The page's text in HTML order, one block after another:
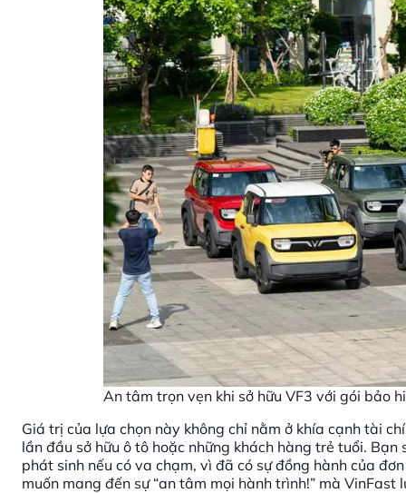
An tâm trọn vẹn khi sở hữu VF3 với gói bảo
Giá trị của lựa chọn này không chỉ nằm ở khía cạnh tài
lần đầu sở hữu ô tô hoặc những khách hàng trẻ tuổi.
phát sinh nếu có va chạm, vì đã có sự đồng hành của
muốn mang đến sự “an tâm mọi hành trình!” mà VinFast